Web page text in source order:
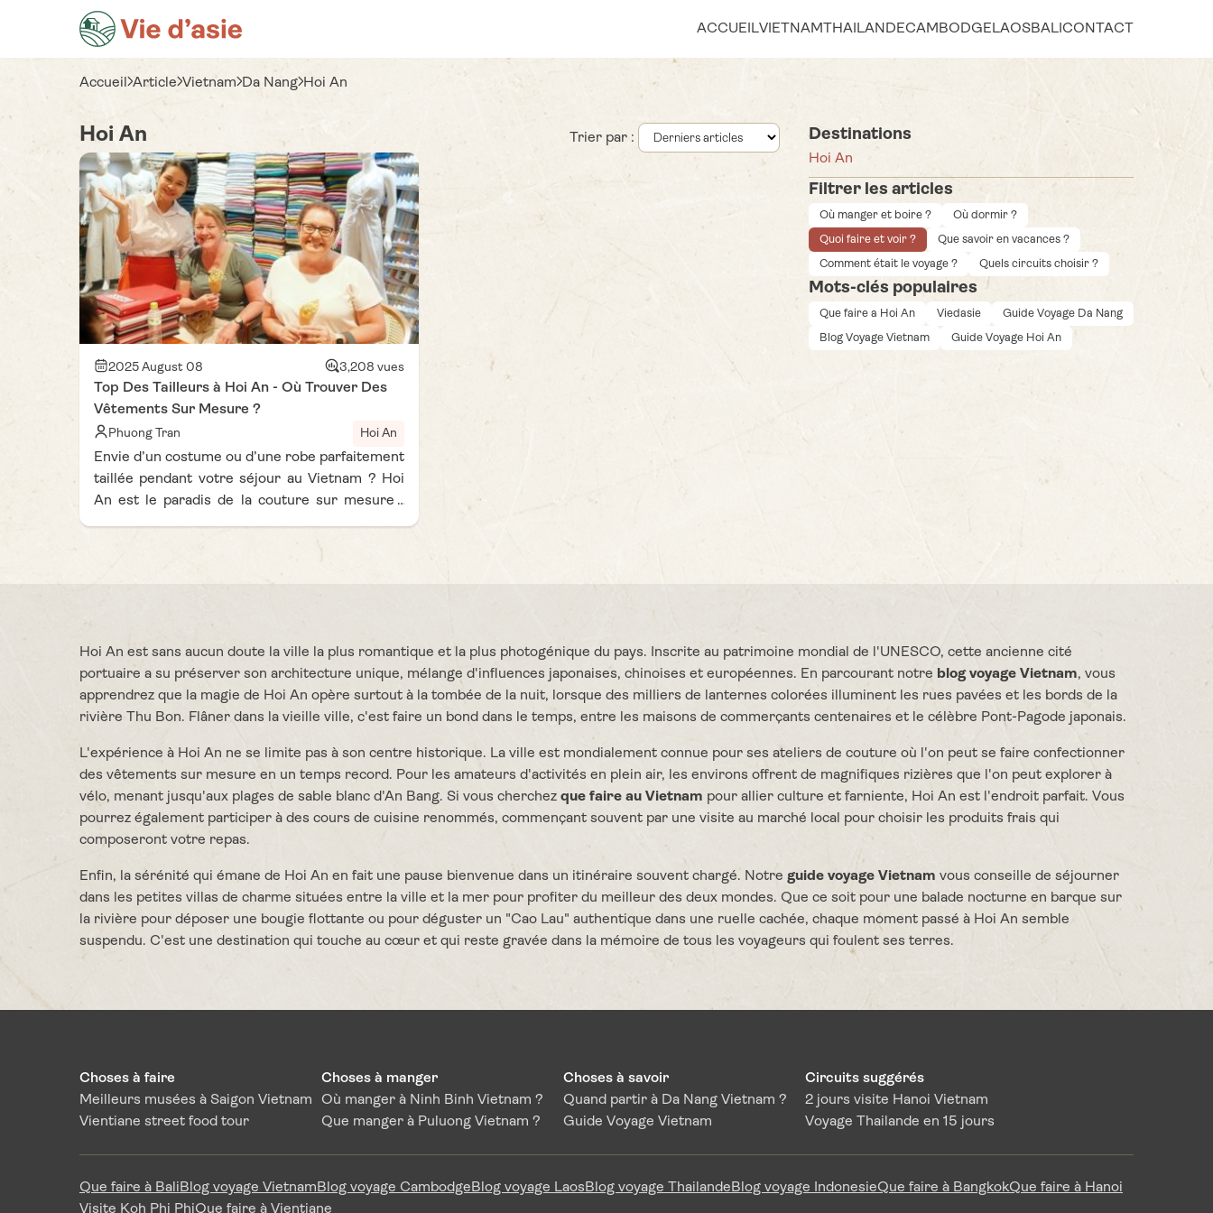
ACCUEILVIETNAMTHAILANDECAMBODGELAOSBALI CONTACT
Accueil Article Vietnam Da Nang Hoi An
Hoi An Trier par :
2025 August 08 3,208 vues
Top Des Tailleurs à Hoi An - Où Trouver Des
Vêtements Sur Mesure ?
Phuong Tran Hoi An
Envie d’un costume ou d’une robe parfaitement
taillée pendant votre séjour au Vietnam ? Hoi
An est le paradis de la couture sur mesure !
tailleurs à Hoi An pour créer des vêtements
élégants, uniques et à votre goût. Que vous
recherchiez un style moderne, traditionnel ou
vous garantissent un service rapide, de qualité
et à prix raisonnable. Laissez-vous guider à
travers les rues de Hoi An pour vivre une
expérience mode inoubliable
Destinations
Hoi An
Filtrer les articles
Où manger et boire ? Où dormir ?
Quoi faire et voir ? Que savoir en vacances ?
Comment était le voyage ? Quels circuits choisir ?
Mots-clés populaires
Que faire a Hoi An Viedasie Guide Voyage Da Nang
Blog Voyage Vietnam Guide Voyage Hoi An
Hoi An est sans aucun doute la ville la plus romantique et la plus photogénique du pays. Inscrite au patrimoine mondial de l'UNESCO, cette ancienne cité
portuaire a su préserver son architecture unique, mélange d'influences japonaises, chinoises et européennes. En parcourant notre blog voyage Vietnam, vous
apprendrez que la magie de Hoi An opère surtout à la tombée de la nuit, lorsque des milliers de lanternes colorées illuminent les rues pavées et les bords de la
rivière Thu Bon. Flâner dans la vieille ville, c'est faire un bond dans le temps, entre les maisons de commerçants centenaires et le célèbre Pont-Pagode japonais.
L'expérience à Hoi An ne se limite pas à son centre historique. La ville est mondialement connue pour ses ateliers de couture où l'on peut se faire confectionner
des vêtements sur mesure en un temps record. Pour les amateurs d'activités en plein air, les environs offrent de magnifiques rizières que l'on peut explorer à
vélo, menant jusqu'aux plages de sable blanc d'An Bang. Si vous cherchez que faire au Vietnam pour allier culture et farniente, Hoi An est l'endroit parfait. Vous
pourrez également participer à des cours de cuisine renommés, commençant souvent par une visite au marché local pour choisir les produits frais qui
composeront votre repas.
Enfin, la sérénité qui émane de Hoi An en fait une pause bienvenue dans un itinéraire souvent chargé. Notre guide voyage Vietnam vous conseille de séjourner
dans les petites villas de charme situées entre la ville et la mer pour profiter du meilleur des deux mondes. Que ce soit pour une balade nocturne en barque sur
la rivière pour déposer une bougie flottante ou pour déguster un "Cao Lau" authentique dans une ruelle cachée, chaque moment passé à Hoi An semble
suspendu. C'est une destination qui touche au cœur et qui reste gravée dans la mémoire de tous les voyageurs qui foulent ses terres.
Choses à faire
Meilleurs musées à Saigon Vietnam
Vientiane street food tour
Choses à manger
Où manger à Ninh Binh Vietnam ?
Que manger à Puluong Vietnam ?
Choses à savoir
Quand partir à Da Nang Vietnam ?
Guide Voyage Vietnam
Circuits suggérés
2 jours visite Hanoi Vietnam
Voyage Thailande en 15 jours
Que faire à BaliBlog voyage VietnamBlog voyage CambodgeBlog voyage LaosBlog voyage ThailandeBlog voyage IndonesieQue faire à BangkokQue faire à Hanoi
Visite Koh Phi PhiQue faire à Vientiane